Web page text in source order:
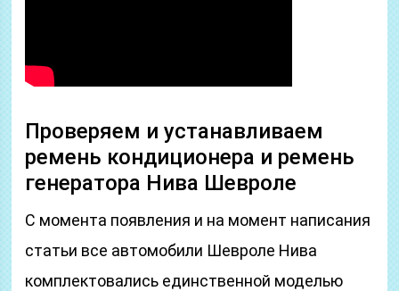
Проверяем и устанавливаем
ремень кондиционера и ремень
генератора Нива Шевроле
С момента появления и на момент написания
статьи все автомобили Шевроле Нива
комплектовались единственной моделью